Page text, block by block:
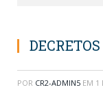
POR CR2-ADMIN5 EM 1